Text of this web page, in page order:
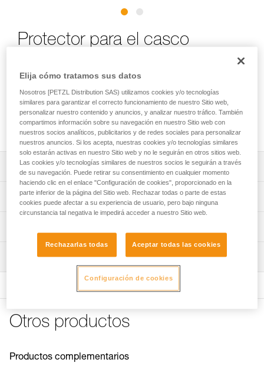
Protector para el casco
Protector para el casco STRATO
Fácil de colocar, el protector para el casco STRATO permite
proteger la carcasa de la suciedad y las salpicaduras.
Descripción
Protector que se instala sobre la carcasa externa.
Protege la carcasa de la suciedad y las salpicaduras.
Características técnicas
Características por referencia
Referencia : A012BA00
Garantía : 3 Años
Ver todo el contenido técnico
Inspección
Otros productos
Productos complementarios
Elija cómo tratamos sus datos
Nosotros [PETZL Distribution SAS) utilizamos cookies y/o tecnologías
similares para garantizar el correcto funcionamiento de nuestro Sitio web,
personalizar nuestro contenido y anuncios, y analizar nuestro tráfico. También
compartimos información sobre su navegación en nuestro Sitio web con
nuestros socios analíticos, publicitarios y de redes sociales para personalizar
nuestros anuncios. Si los acepta, nuestras cookies y/o tecnologías similares
solo estarán activas en nuestro Sitio web y no le seguirán en otros sitios web.
Las cookies y/o tecnologías similares de nuestros socios le seguirán a través
de su navegación. Puede retirar su consentimiento en cualquier momento
haciendo clic en el enlace "Configuración de cookies", proporcionado en la
parte inferior de la página del Sitio web. Rechazar todas o parte de estas
cookies puede afectar a su experiencia de usuario, pero bajo ninguna
circunstancia tal negativa le impedirá acceder a nuestro Sitio web.
Rechazarlas todas Aceptar todas las cookies
Configuración de cookies